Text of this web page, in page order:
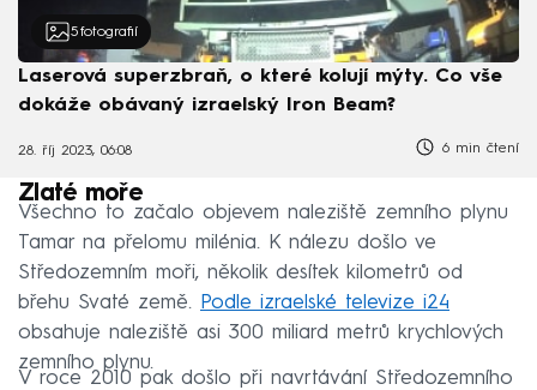
5 fotografií
Laserová superzbraň, o které kolují mýty. Co vše
dokáže obávaný izraelský Iron Beam?
28. říj 2023, 06:08 6 min čtení
Zlaté moře
Všechno to začalo objevem naleziště zemního plynu
Tamar na přelomu milénia. K nálezu došlo ve
Středozemním moři, několik desítek kilometrů od
břehu Svaté země. Podle izraelské televize i24
obsahuje naleziště asi 300 miliard metrů krychlových
zemního plynu.
V roce 2010 pak došlo při navrtávání Středozemního